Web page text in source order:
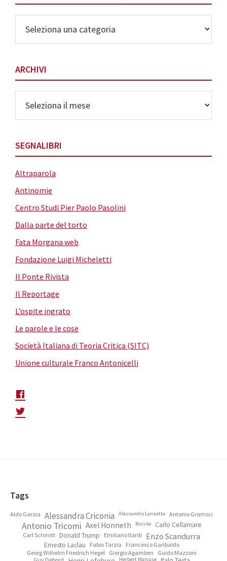
delle
Categorie
ARCHIVI
SEGNALIBRI
Altraparola
Antinomie
Centro Studi Pier Paolo Pasolini
Dalla parte del torto
Fata Morgana web
Fondazione Luigi Micheletti
Il Ponte Rivista
Il Reportage
L’ospite ingrato
Le parole e le cose
Società Italiana di Teoria Critica (SITC)
Unione culturale Franco Antonicelli
Footer
Tags
Aldo Garzia Alessandra Criconia Alessandro Lanzetta Antonio Gramsci
Antonio Tricomi Axel Honneth Brasile Carlo Cellamare
Carl Schmitt Donald Trump Emiliano Ilardi Enzo Scandurra
Ernesto Laclau Fabio Tarzia
Francesco Garibaldo
Georg Wilhelm Friedrich Hegel
Giorgio Agamben
Guido Mazzoni
Herbert Marcuse